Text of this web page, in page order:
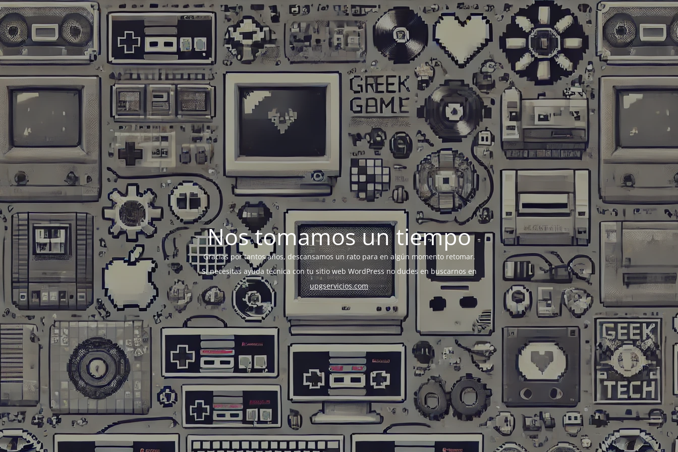
Nos tomamos un tiempo
Gracias por tantos años, descansamos un rato para en algún momento retomar.
Si necesitas ayuda técnica con tu sitio web WordPress no dudes en buscarnos en
upgservicios.com